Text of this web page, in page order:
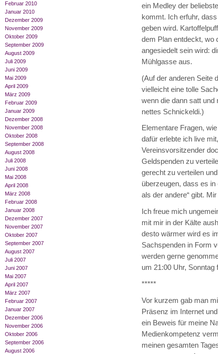
Februar 2010
Januar 2010
Dezember 2009
November 2009
Oktober 2009
September 2009
August 2009
Juli 2009
Juni 2009
Mai 2009
April 2009
März 2009
Februar 2009
Januar 2009
Dezember 2008
November 2008
Oktober 2008
September 2008
August 2008
Juli 2008
Juni 2008
Mai 2008
April 2008
März 2008
Februar 2008
Januar 2008
Dezember 2007
November 2007
Oktober 2007
September 2007
August 2007
Juli 2007
Juni 2007
Mai 2007
April 2007
März 2007
Februar 2007
Januar 2007
Dezember 2006
November 2006
Oktober 2006
September 2006
August 2006
ein Medley der
kommt. Ich erfuhr,
geben wird.
dem Plan entdeckt, wo
angesiedelt sein wird:
Mühlgasse aus.
(Auf der anderen Seite
vielleicht eine tolle
wenn die dann satt
nettes Schnickeldi.)
Elementare Fragen,
dafür erlebte ich live
Vereinsvorsitzender
Geldspenden zu
gerecht zu verteilen
überzeugen, dass es
als der andere“ gibt.
Ich freue mich
mit mir in der Kälte
desto wärmer wird es
Sachspenden in Form
werden gerne
um 21:00 Uhr, Sonntag
*****
Vor kurzem gab man
Präsenz im Internet
ein Beweis für meine
Medienkompetenz
meinen gesamten